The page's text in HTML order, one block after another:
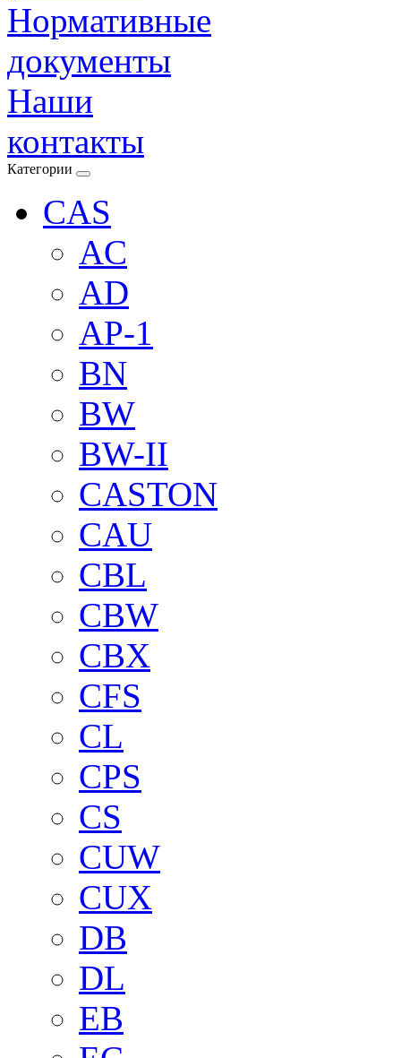
Нормативные
документы
Наши
контакты
Категории
CAS
AC
AD
AP-1
BN
BW
BW-II
CASTON
CAU
CBL
CBW
CBX
CFS
CL
CPS
CS
CUW
CUX
DB
DL
EB